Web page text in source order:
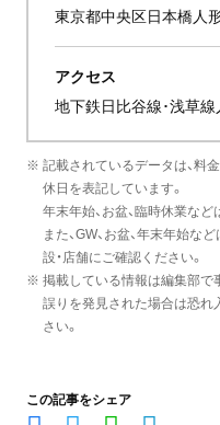
東京都中央区日本橋人
アクセス
地下鉄日比谷線･浅草
※ 記載されているデータは、料
休日を表記しています。
年末年始、お盆、臨時休業な
また、GW、お盆、年末年始
設・店舗にご確認ください。
※ 掲載している情報は編集部で
誤りを発見された場合は恐れ
さい。
この記事をシェア